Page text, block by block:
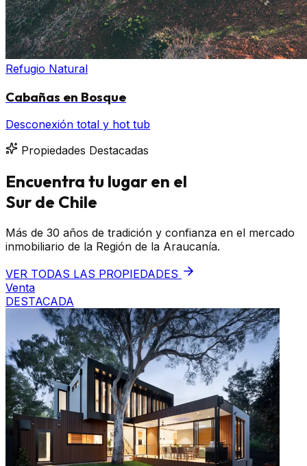
Refugio Natural
Cabañas en Bosque
Desconexión total y hot tub
Propiedades Destacadas
Encuentra tu lugar en el
Sur de Chile
Más de 30 años de tradición y confianza en el mercado
inmobiliario de la Región de la Araucanía.
VER TODAS LAS PROPIEDADES
Venta
DESTACADA